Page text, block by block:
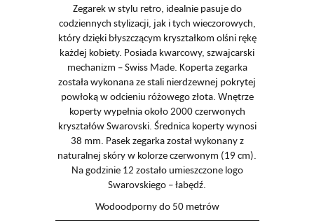
Zegarek w stylu retro, idealnie pasuje do
codziennych stylizacji, jak i tych wieczorowych,
który dzięki błyszczącym kryształkom olśni rękę
każdej kobiety. Posiada kwarcowy, szwajcarski
mechanizm – Swiss Made. Koperta zegarka
została wykonana ze stali nierdzewnej pokrytej
powłoką w odcieniu różowego złota. Wnętrze
koperty wypełnia około 2000 czerwonych
kryształów Swarovski. Średnica koperty wynosi
38 mm. Pasek zegarka został wykonany z
naturalnej skóry w kolorze czerwonym (19 cm).
Na godzinie 12 zostało umieszczone logo
Swarovskiego – łabędź.
Wodoodporny do 50 metrów